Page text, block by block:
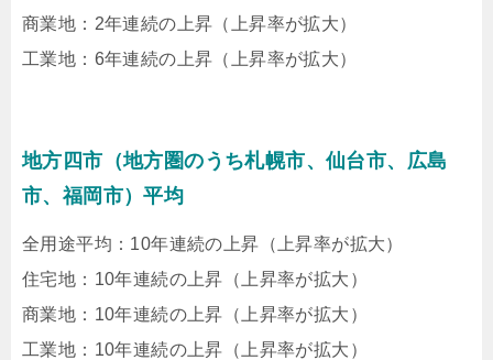
商業地：2年連続の上昇（上昇率が拡大）
工業地：6年連続の上昇（上昇率が拡大）
地方四市（地方圏のうち札幌市、仙台市、広島
市、福岡市）平均
全用途平均：10年連続の上昇（上昇率が拡大）
住宅地：10年連続の上昇（上昇率が拡大）
商業地：10年連続の上昇（上昇率が拡大）
工業地：10年連続の上昇（上昇率が拡大）